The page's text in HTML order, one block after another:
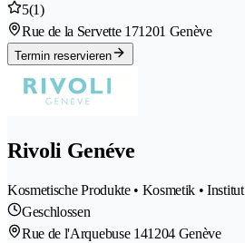
5(1)
Rue de la Servette 171201 Genève
Termin reservieren
Rivoli Genéve
Kosmetische Produkte • Kosmetik • Institut
Geschlossen
Rue de l'Arquebuse 141204 Genève